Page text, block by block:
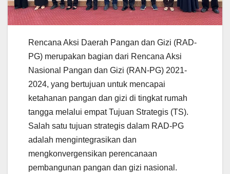
Rencana Aksi Daerah Pangan dan Gizi (RAD-
PG) merupakan bagian dari Rencana Aksi
Nasional Pangan dan Gizi (RAN-PG) 2021-
2024, yang bertujuan untuk mencapai
ketahanan pangan dan gizi di tingkat rumah
tangga melalui empat Tujuan Strategis (TS).
Salah satu tujuan strategis dalam RAD-PG
adalah mengintegrasikan dan
mengkonvergensikan perencanaan
pembangunan pangan dan gizi nasional.